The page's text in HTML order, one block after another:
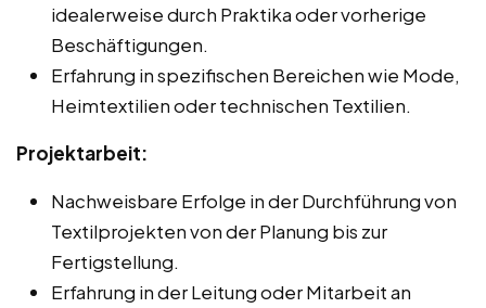
idealerweise durch Praktika oder vorherige
Beschäftigungen.
Erfahrung in spezifischen Bereichen wie Mode,
Heimtextilien oder technischen Textilien.
Projektarbeit:
Nachweisbare Erfolge in der Durchführung von
Textilprojekten von der Planung bis zur
Fertigstellung.
Erfahrung in der Leitung oder Mitarbeit an